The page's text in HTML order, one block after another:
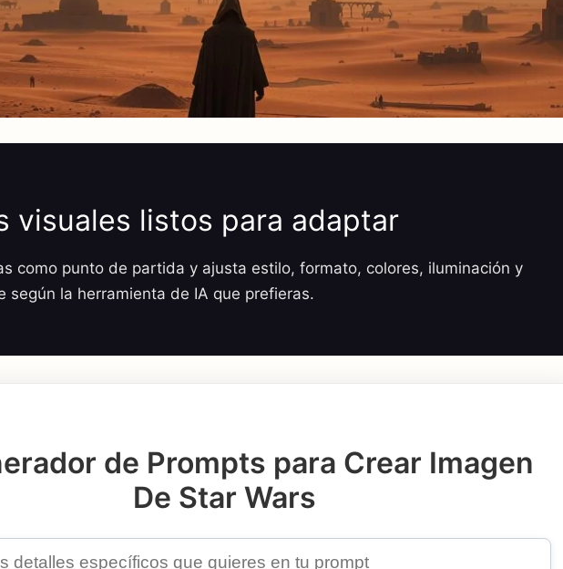
visuales listos para adaptar
como punto de partida y ajusta estilo, formato, colores, iluminación y
según la herramienta de IA que prefieras.
de Prompts para Crear Imagen
De Star Wars